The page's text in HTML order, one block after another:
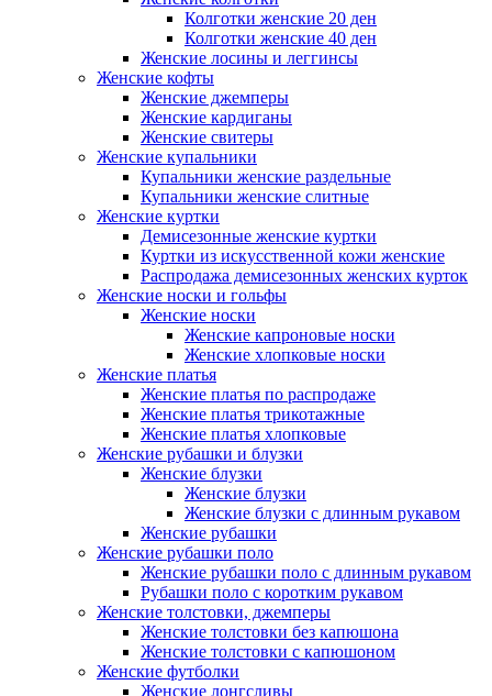
Колготки женские 20 ден
Колготки женские 40 ден
Женские лосины и леггинсы
Женские кофты
Женские джемперы
Женские кардиганы
Женские свитеры
Женские купальники
Купальники женские раздельные
Купальники женские слитные
Женские куртки
Демисезонные женские куртки
Куртки из искусственной кожи женские
Распродажа демисезонных женских курток
Женские носки и гольфы
Женские носки
Женские капроновые носки
Женские хлопковые носки
Женские платья
Женские платья по распродаже
Женские платья трикотажные
Женские платья хлопковые
Женские рубашки и блузки
Женские блузки
Женские блузки
Женские блузки с длинным рукавом
Женские рубашки
Женские рубашки поло
Женские рубашки поло с длинным рукавом
Рубашки поло с коротким рукавом
Женские толстовки, джемперы
Женские толстовки без капюшона
Женские толстовки с капюшоном
Женские футболки
Женские лонгсливы